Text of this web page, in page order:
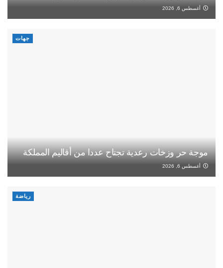
أغسطس 6, 2026
جهات
موجة حر وزخات رعدية تجتاح عددا من أقاليم المملكة
أغسطس 6, 2026
رياضة